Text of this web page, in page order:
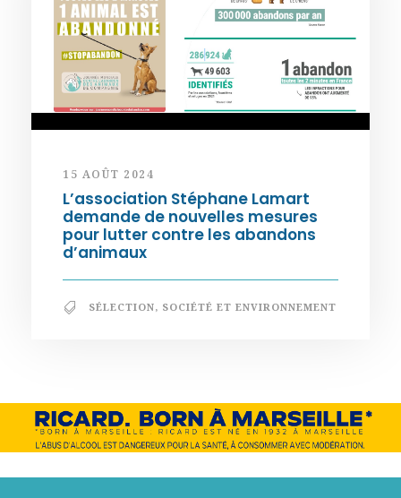
15 AOÛT 2024
L’association Stéphane Lamart
demande de nouvelles mesures
pour lutter contre les abandons
d’animaux
SÉLECTION, SOCIÉTÉ ET ENVIRONNEMENT